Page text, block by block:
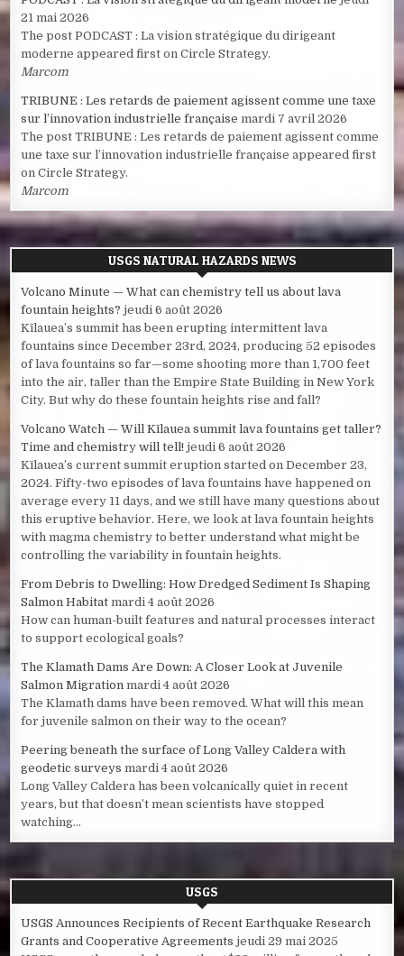
21 mai 2026
The post PODCAST : La vision stratégique du dirigeant
moderne appeared first on Circle Strategy.
Marcom
TRIBUNE : Les retards de paiement agissent comme une taxe
sur l’innovation industrielle française mardi 7 avril 2026
The post TRIBUNE : Les retards de paiement agissent comme
une taxe sur l’innovation industrielle française appeared first
on Circle Strategy.
Marcom
USGS NATURAL HAZARDS NEWS
Volcano Minute — What can chemistry tell us about lava
fountain heights? jeudi 6 août 2026
Kīlauea’s summit has been erupting intermittent lava
fountains since December 23rd, 2024, producing 52 episodes
of lava fountains so far—some shooting more than 1,700 feet
into the air, taller than the Empire State Building in New York
City. But why do these fountain heights rise and fall?
Volcano Watch — Will Kīlauea summit lava fountains get taller?
Time and chemistry will tell! jeudi 6 août 2026
Kīlauea’s current summit eruption started on December 23,
2024. Fifty-two episodes of lava fountains have happened on
average every 11 days, and we still have many questions about
this eruptive behavior. Here, we look at lava fountain heights
with magma chemistry to better understand what might be
controlling the variability in fountain heights.
From Debris to Dwelling: How Dredged Sediment Is Shaping
Salmon Habitat mardi 4 août 2026
How can human-built features and natural processes interact
to support ecological goals?
The Klamath Dams Are Down: A Closer Look at Juvenile
Salmon Migration mardi 4 août 2026
The Klamath dams have been removed. What will this mean
for juvenile salmon on their way to the ocean?
Peering beneath the surface of Long Valley Caldera with
geodetic surveys mardi 4 août 2026
Long Valley Caldera has been volcanically quiet in recent
years, but that doesn’t mean scientists have stopped
watching...
USGS
USGS Announces Recipients of Recent Earthquake Research
Grants and Cooperative Agreements jeudi 29 mai 2025